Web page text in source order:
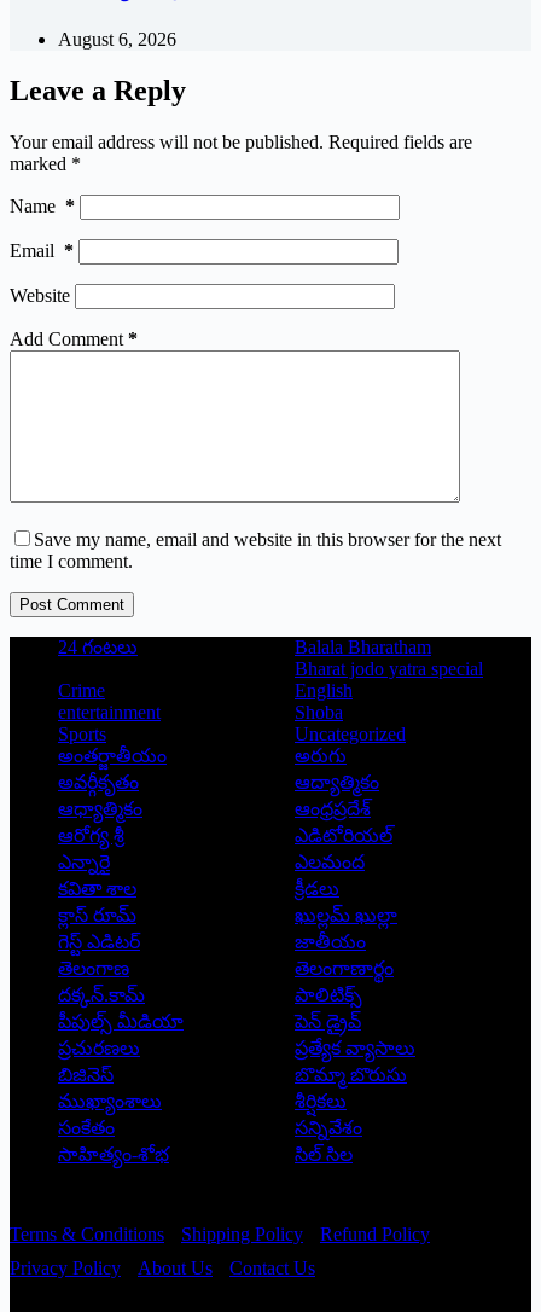
August 6, 2026
Leave a Reply
Your email address will not be published. Required fields are
marked *
Name *
Email *
Website
Add Comment *
Save my name, email and website in this browser for the next
time I comment.
Post Comment
24 గంటలు
Balala Bharatham
Bharat jodo yatra special
Crime
English
entertainment
Shoba
Sports
Uncategorized
అంతర్జాతీయం
అరుగు
అవర్గీకృతం
ఆద్యాత్మికం
ఆధ్యాత్మికం
ఆంధ్రప్రదేశ్
ఆరోగ్య శ్రీ
ఎడిటోరియల్
ఎన్నారై
ఎలమంద
కవితా శాల
క్రీడలు
క్లాస్ రూమ్
ఖుల్లమ్ ఖుల్లా
గెస్ట్ ఎడిటర్
జాతీయం
తెలంగాణ
తెలంగాణార్థం
దక్కన్.కామ్
పాలిటిక్స్
పీపుల్స్ ‌మీడియా
పెన్ డ్రైవ్
ప్రచురణలు
ప్రత్యేక వ్యాసాలు
బిజినెస్
బొమ్మా బొరుసు
ముఖ్యాంశాలు
శీర్షికలు
సంకేతం
సన్నివేశం
సాహిత్యం-శోభ
సిల్ సిల
Terms & Conditions Shipping Policy
Refund Policy
Privacy Policy
About Us Contact Us